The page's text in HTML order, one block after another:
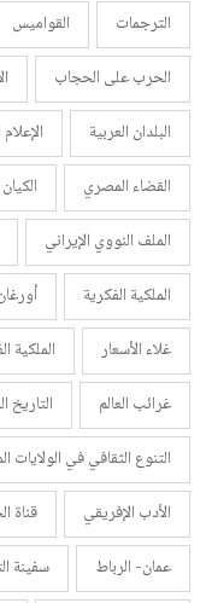
الترجمات
القواميس
الحرب على الحجاب
البلدان العربية
القضاء المصري
الملف النووي الإيراني
الملكية الفكرية
غلاء الأسعار
الملكية
غرائب العالم
التاريخ
التنوع الثقافي في الولايات
الأدب الإفريقي
قناة
عمان- الرباط
سفينة